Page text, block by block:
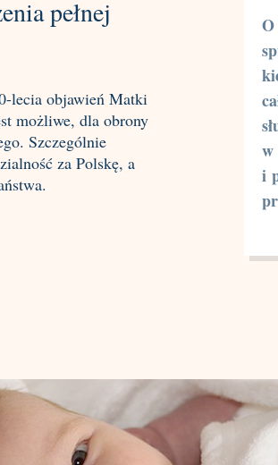
pełnej
lecia objawień Matki
możliwe, dla obrony
Szczególnie
za Polskę, a
w
i